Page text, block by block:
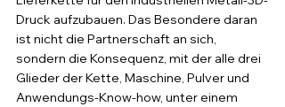
Druck aufzubauen. Das Besondere daran
ist nicht die Partnerschaft an sich,
sondern die Konsequenz, mit der alle drei
Glieder der Kette, Maschine, Pulver und
Anwendungs-Know-how, unter einem